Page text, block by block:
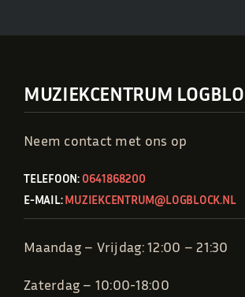
MUZIEKCENTRUM
Neem contact met ons op
TELEFOON: 0641868200
E-MAIL:MUZIEKCENTRUM@LOGBLOCK.NL
Maandag – Vrijdag: 12:00 – 21:30
Zaterdag – 10:00-18:00